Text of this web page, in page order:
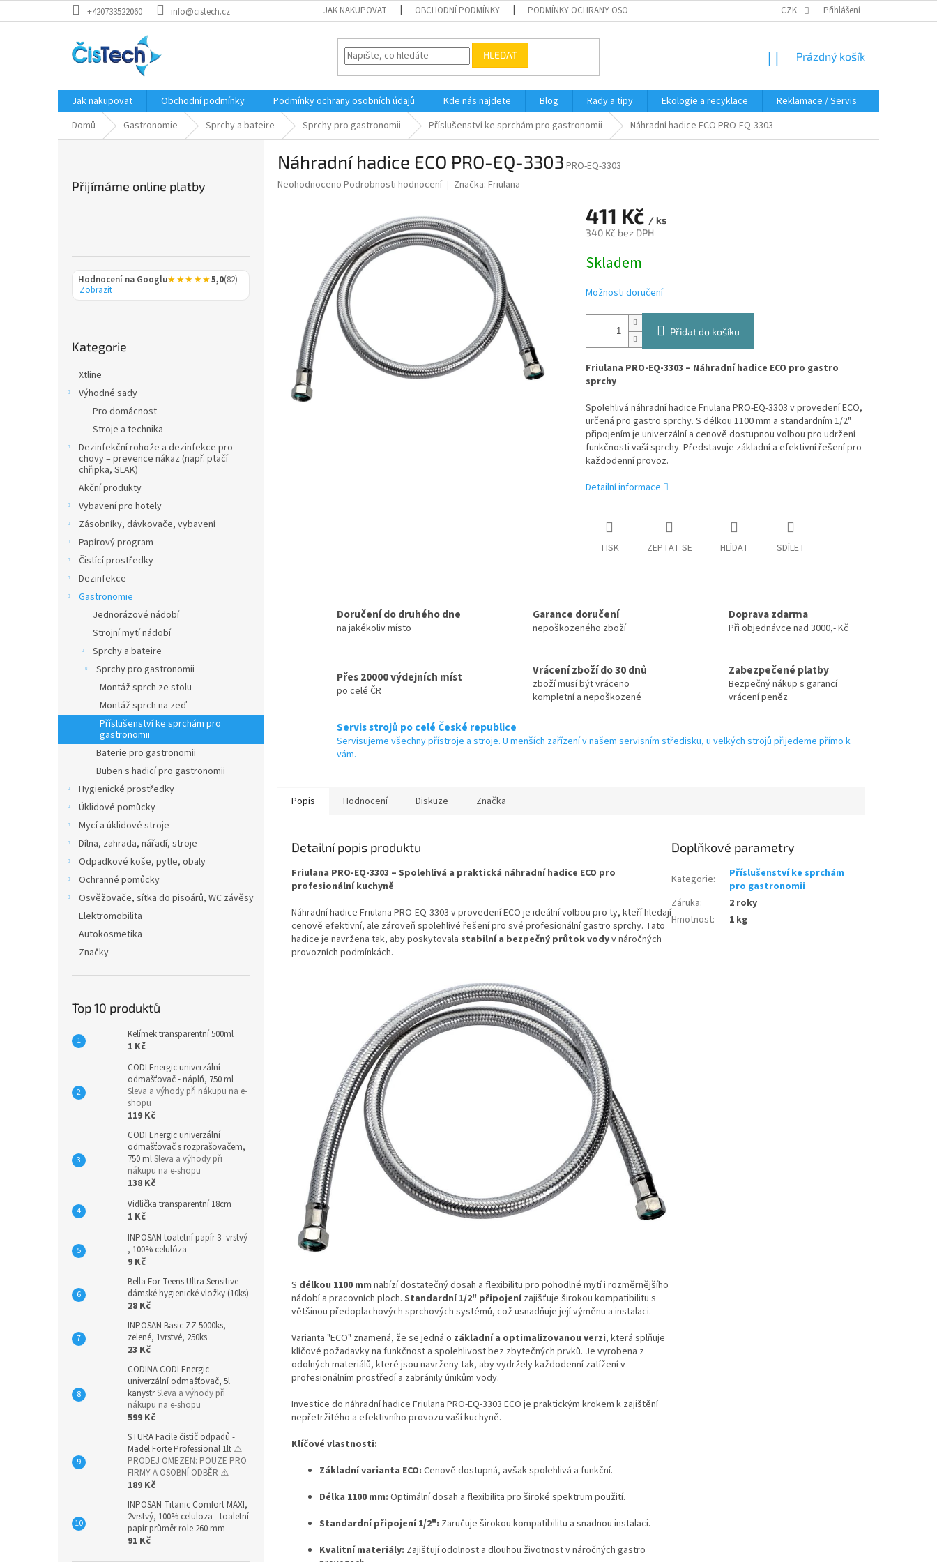
na
+420733522060 info@cistech.cz JAK NAKUPOVAT OBCHODNÍ PODMÍNKY PODMÍNKY OCHRANY OSOBNÍCH ÚDAJŮ CZK Přihlášení
HLEDAT
NÁKUPNÍ
Prázdný košík
Jak nakupovat Obchodní podmínky Podmínky ochrany osobních údajů Kde nás najdete Blog Rady a tipy Ekologie a recyklace Reklamace / Servis
Domů
Gastronomie Sprchy a bateire Sprchy pro gastronomii Příslušenství ke sprchám pro gastronomii Náhradní hadice ECO PRO-EQ-3303
Přijímáme online platby
Hodnocení na Googlu★★★★★5,0(82)
Zobrazit
kategorie
Kategorie
Xtline
Výhodné sady
Pro domácnost
Stroje a technika
Dezinfekční rohože a dezinfekce pro
chovy – prevence nákaz (např. ptačí
chřipka, SLAK)
Akční produkty
Vybavení pro hotely
Zásobníky, dávkovače, vybavení
Papírový program
Čistící prostředky
Dezinfekce
Gastronomie
Jednorázové nádobí
Strojní mytí nádobí
Sprchy a bateire
Sprchy pro gastronomii
Montáž sprch ze stolu
Montáž sprch na zeď
Příslušenství ke sprchám pro
gastronomii
Baterie pro gastronomii
Buben s hadicí pro gastronomii
Hygienické prostředky
Úklidové pomůcky
Mycí a úklidové stroje
Dílna, zahrada, nářadí, stroje
Odpadkové koše, pytle, obaly
Ochranné pomůcky
Osvěžovače, sítka do pisoárů, WC závěsy
Elektromobilita
Autokosmetika
Značky
Top 10 produktů
Kelímek transparentní 500ml
1 Kč
CODI Energic univerzální
odmašťovač - náplň, 750 ml
Sleva a výhody při nákupu na e-
shopu
119 Kč
CODI Energic univerzální
odmašťovač s rozprašovačem,
750 mlSleva a výhody při
nákupu na e-shopu
138 Kč
Vidlička transparentní 18cm
1 Kč
INPOSAN toaletní papír 3- vrstvý
, 100% celulóza
9 Kč
Bella For Teens Ultra Sensitive
dámské hygienické vložky (10ks)
28 Kč
INPOSAN Basic ZZ 5000ks,
zelené, 1vrstvé, 250ks
23 Kč
CODINA CODI Energic
univerzální odmašťovač, 5l
kanystrSleva a výhody při
nákupu na e-shopu
599 Kč
STURA Facile čistič odpadů -
Madel Forte Professional 1lt ⚠️
PRODEJ OMEZEN: POUZE PRO
FIRMY A OSOBNÍ ODBĚR ⚠️
189 Kč
INPOSAN Titanic Comfort MAXI,
2vrstvý, 100% celuloza - toaletní
papír průměr role 260 mm
91 Kč
Náhradní hadice ECO PRO-EQ-3303 PRO-EQ-3303
Průměrné
Neohodnoceno Podrobnosti hodnocení Značka: Friulana
411 Kč / ks
340 Kč bez DPH
cena:
Skladem
Možnosti doručení
Přidat do košíku
Friulana PRO-EQ-3303 – Náhradní hadice ECO pro gastro
sprchy
Spolehlivá náhradní hadice Friulana PRO-EQ-3303 v provedení ECO,
určená pro gastro sprchy. S délkou 1100 mm a standardním 1/2"
připojením je univerzální a cenově dostupnou volbou pro udržení
funkčnosti vaší sprchy. Představuje základní a efektivní řešení pro
každodenní provoz.
Detailní informace
TISK ZEPTAT SE HLÍDAT SDÍLET
Doručení do druhého dne
na jakékoliv místo
Garance doručení
nepoškozeného zboží
Doprava zdarma
Při objednávce nad 3000,- Kč
Přes 20000 výdejních míst
po celé ČR
Vrácení zboží do 30 dnů
zboží musí být vráceno
kompletní a nepoškozené
Zabezpečené platby
Bezpečný nákup s garancí
vrácení peněz
Servis strojů po celé České republice
Servisujeme všechny přístroje a stroje. U menších zařízení v našem servisním středisku, u velkých strojů přijedeme přímo k
vám.
Popis Hodnocení Diskuze Značka
Detailní popis produktu
Friulana PRO-EQ-3303 – Spolehlivá a praktická náhradní hadice ECO pro
profesionální kuchyně
Náhradní hadice Friulana PRO-EQ-3303 v provedení ECO je ideální volbou pro ty, kteří hledají
cenově efektivní, ale zároveň spolehlivé řešení pro své profesionální gastro sprchy. Tato
hadice je navržena tak, aby poskytovala stabilní a bezpečný průtok vodyv náročných
provozních podmínkách.
S délkou 1100 mm nabízí dostatečný dosah a flexibilitu pro pohodlné mytí i rozměrnějšího
nádobí a pracovních ploch. Standardní 1/2" připojenízajišťuje širokou kompatibilitu s
většinou předoplachových sprchových systémů, což usnadňuje její výměnu a instalaci.
Varianta "ECO" znamená, že se jedná o základní a optimalizovanou verzi, která splňuje
klíčové požadavky na funkčnost a spolehlivost bez zbytečných prvků. Je vyrobena z
odolných materiálů, které jsou navrženy tak, aby vydržely každodenní zatížení v
profesionálním prostředí a zabránily únikům vody.
Investice do náhradní hadice Friulana PRO-EQ-3303 ECO je praktickým krokem k zajištění
nepřetržitého a efektivního provozu vaší kuchyně.
Klíčové vlastnosti:
Základní varianta ECO: Cenově dostupná, avšak spolehlivá a funkční.
Délka 1100 mm: Optimální dosah a flexibilita pro široké spektrum použití.
Standardní připojení 1/2": Zaručuje širokou kompatibilitu a snadnou instalaci.
Kvalitní materiály: Zajišťují odolnost a dlouhou životnost v náročných gastro
Doplňkové parametry
Kategorie:
Příslušenství ke sprchám
pro gastronomii
Záruka:
2 roky
Hmotnost: 1 kg